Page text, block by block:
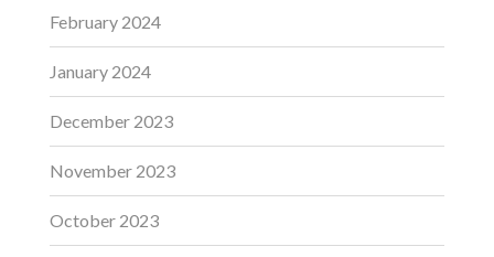
February 2024
January 2024
December 2023
November 2023
October 2023